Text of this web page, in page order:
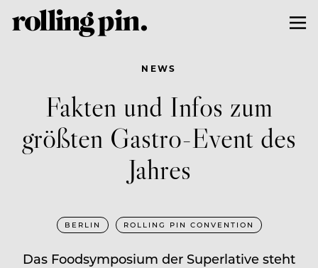
NEWS
Fakten und Infos zum
größten Gastro-Event des
Jahres
BERLIN ROLLING PIN CONVENTION
Das Foodsymposium der Superlative steht